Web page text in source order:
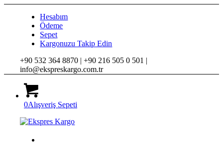
Hesabım
Ödeme
Sepet
Kargonuzu Takip Edin
+90 532 364 8870 |+90 216 505 0 501 |
info@ekspreskargo.com.tr
0Alışveriş Sepeti